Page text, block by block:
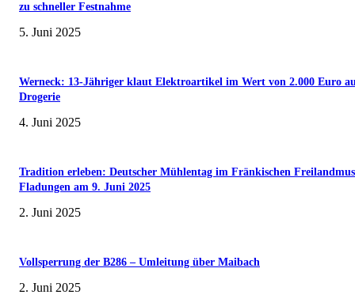
zu schneller Festnahme
5. Juni 2025
Werneck: 13-Jähriger klaut Elektroartikel im Wert von 2.000 Euro
Drogerie
4. Juni 2025
Tradition erleben: Deutscher Mühlentag im Fränkischen
Fladungen am 9. Juni 2025
2. Juni 2025
Vollsperrung der B286 – Umleitung über Maibach
2. Juni 2025